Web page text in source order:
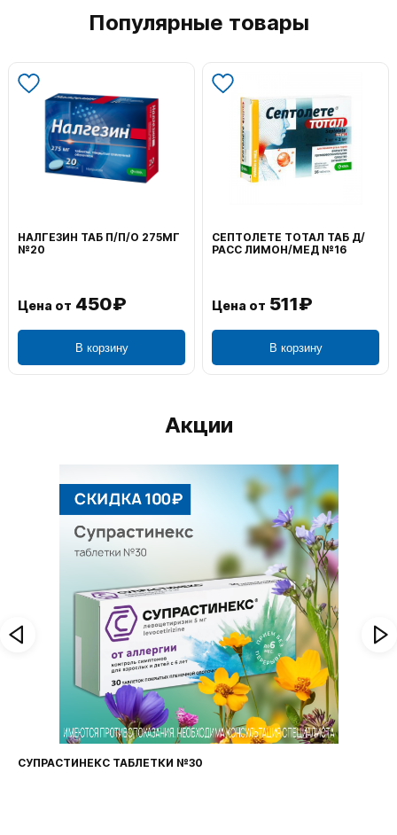
Популярные товары
НАЛГЕЗИН ТАБ П/П/О 275МГ
№20
Цена от 450₽
В корзину
СЕПТОЛЕТЕ ТОТАЛ ТАБ Д/
РАСС ЛИМОН/МЕД №16
Цена от 511₽
В корзину
Акции
СУПРАСТИНЕКС ТАБЛЕТКИ №30